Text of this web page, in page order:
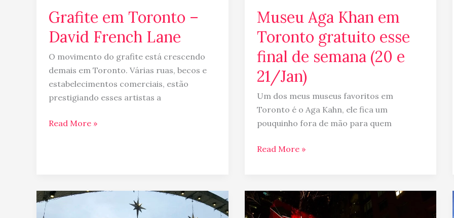
Grafite em Toronto –
David French Lane
O movimento do grafite está crescendo
demais em Toronto. Várias ruas, becos e
estabelecimentos comerciais, estão
prestigiando esses artistas a
Read More »
Museu Aga Khan em
Toronto gratuito esse
final de semana (20 e
21/Jan)
Um dos meus museus favoritos em
Toronto é o Aga Kahn, ele fica um
pouquinho fora de mão para quem
21/Jan)
Read More »
O
Natal
em